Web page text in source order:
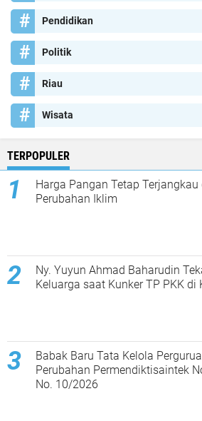
Pendidikan
Politik
Riau
Wisata
TERPOPULER
Harga Pangan Tetap
Perubahan Iklim
Ny. Yuyun Ahmad Baharudin
Keluarga saat Kunker TP PKK di
Babak Baru Tata Kelola
Perubahan Permendiktisaintek
No. 10/2026